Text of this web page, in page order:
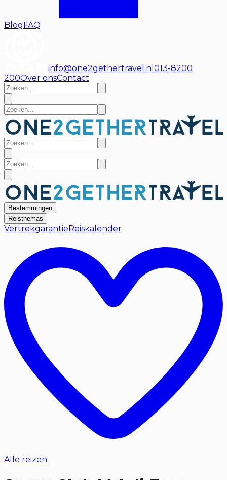
BlogFAQ
info@one2gethertravel.nl 013-8200
200Over onsContact
Bestemmingen
Reisthemas
Vertrekgarantie Reiskalender
Alle reizen